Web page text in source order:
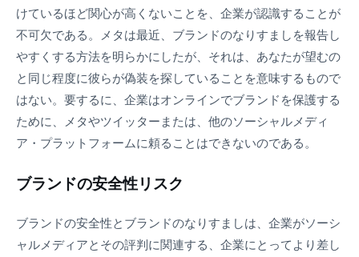
けているほど関心が高くないことを、企業が認識することが
不可欠である。メタは最近、ブランドのなりすましを報告し
やすくする方法を明らかにしたが、それは、あなたが望むの
と同じ程度に彼らが偽装を探していることを意味するもので
はない。要するに、企業はオンラインでブランドを保護する
ために、メタやツイッターまたは、他のソーシャルメディ
ア・プラットフォームに頼ることはできないのである。
ブランドの安全性リスク
ブランドの安全性とブランドのなりすましは、企業がソーシ
ャルメディアとその評判に関連する、企業にとってより差し